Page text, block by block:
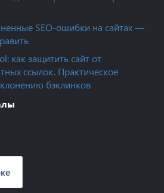
SEO-ошибки на сайтах —
как защитить сайт от
ссылок. Практическое
бэклинков